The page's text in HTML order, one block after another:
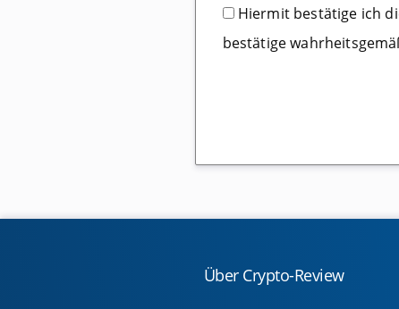
Hiermit bestätige ich
bestätige
Über Crypto-Review